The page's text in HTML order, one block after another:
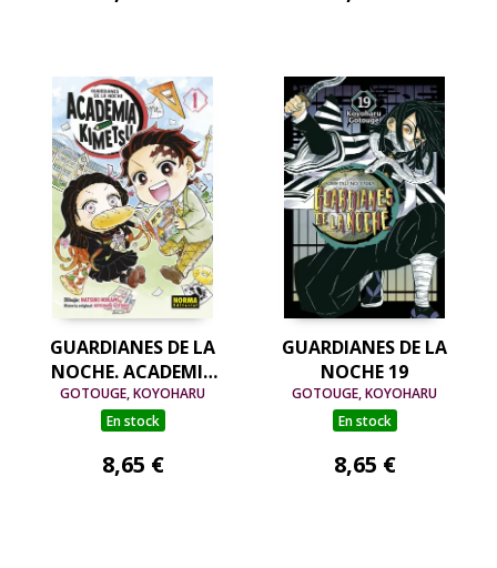
GUARDIANES DE LA
NOCHE. ACADEMIA
KIMETSU 01
GOTOUGE, KOYOHARU
En stock
8,65 €
GUARDIANES DE LA
NOCHE 19
GOTOUGE, KOYOHARU
En stock
8,65 €